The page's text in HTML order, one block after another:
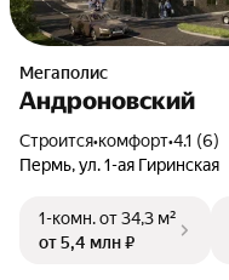
Мегаполис
Андроновский
Строится•комфорт•4.1 (6)
Пермь, ул. 1-ая Гиринская
1-комн.от 34,3 м²
от 5,4 млн ₽